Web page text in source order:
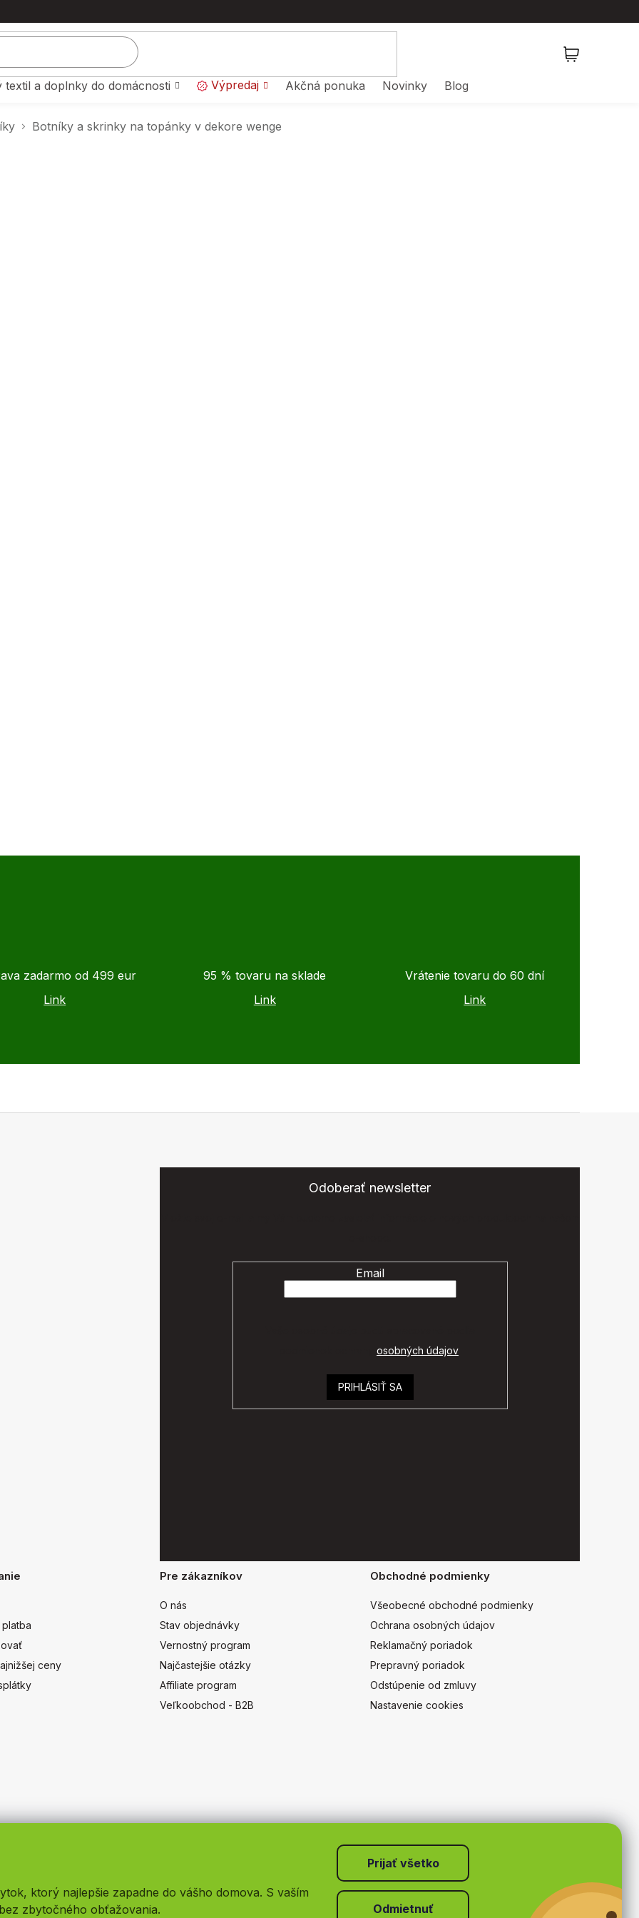
ktorý najlepšie zapadne do vášho domova. S vaším
zbytočného obťažovania.
Odmietnuť
textil a doplnky do domácnosti Výpredaj Akčná ponuka Novinky Blog
Botníky a skrinky na topánky v dekore wenge
zadarmo od 499 eur
Link
95 % tovaru na sklade
Link
Vrátenie tovaru do 60 dní
Link
Odoberať newsletter
Email
osobných údajov
PRIHLÁSIŤ SA
ceny
Pre zákazníkov
O nás
Stav objednávky
Vernostný program
Najčastejšie otázky
Affiliate program
Veľkoobchod - B2B
Obchodné podmienky
Všeobecné obchodné podmienky
Ochrana osobných údajov
Reklamačný poriadok
Prepravný poriadok
Odstúpenie od zmluvy
Nastavenie cookies